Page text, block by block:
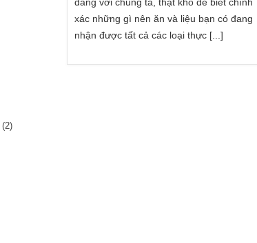
xác những gì nên ăn và liệu bạn có đang
nhận được tất cả các loại thực [...]
(2)